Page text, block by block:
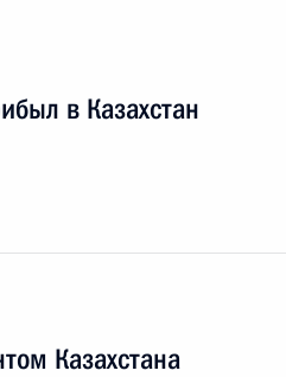
в Казахстан
Казахстана